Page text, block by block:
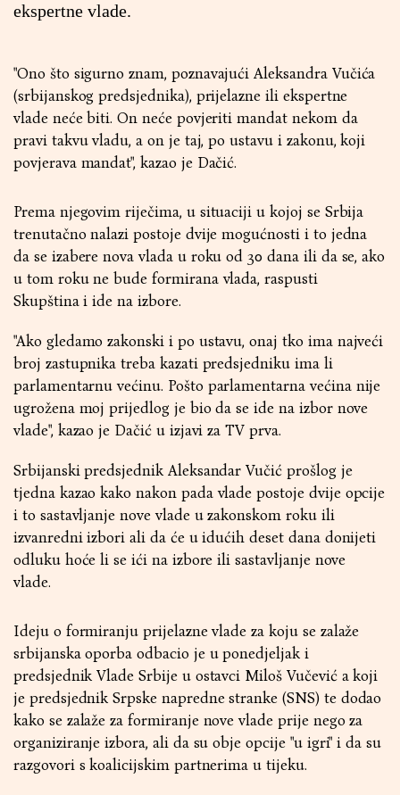
ekspertne vlade.
"Ono što sigurno znam, poznavajući Aleksandra Vučića
(srbijanskog predsjednika), prijelazne ili ekspertne
vlade neće biti. On neće povjeriti mandat nekom da
pravi takvu vladu, a on je taj, po ustavu i zakonu, koji
povjerava mandat", kazao je Dačić.
Prema njegovim riječima, u situaciji u kojoj se Srbija
trenutačno nalazi postoje dvije mogućnosti i to jedna
da se izabere nova vlada u roku od 30 dana ili da se, ako
u tom roku ne bude formirana vlada, raspusti
Skupština i ide na izbore.
"Ako gledamo zakonski i po ustavu, onaj tko ima najveći
broj zastupnika treba kazati predsjedniku ima li
parlamentarnu većinu. Pošto parlamentarna većina nije
ugrožena moj prijedlog je bio da se ide na izbor nove
vlade", kazao je Dačić u izjavi za TV prva.
Srbijanski predsjednik Aleksandar Vučić prošlog je
tjedna kazao kako nakon pada vlade postoje dvije opcije
i to sastavljanje nove vlade u zakonskom roku ili
izvanredni izbori ali da će u idućih deset dana donijeti
odluku hoće li se ići na izbore ili sastavljanje nove
vlade.
Ideju o formiranju prijelazne vlade za koju se zalaže
srbijanska oporba odbacio je u ponedjeljak i
predsjednik Vlade Srbije u ostavci Miloš Vučević a koji
je predsjednik Srpske napredne stranke (SNS) te dodao
kako se zalaže za formiranje nove vlade prije nego za
organiziranje izbora, ali da su obje opcije "u igri" i da su
razgovori s koalicijskim partnerima u tijeku.